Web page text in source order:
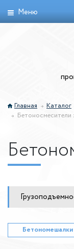
Меню
Главная Каталог
Бетоносмесители